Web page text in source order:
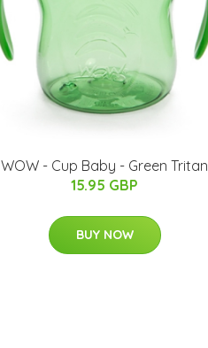
WOW - Cup Baby - Green Tritan
15.95 GBP
BUY NOW